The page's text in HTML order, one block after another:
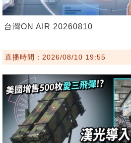
台灣ON AIR 20260810
直播時間：2026/08/10 19:55